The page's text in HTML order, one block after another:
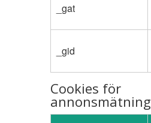
_gat
_gid
Cookies för
annonsmätning